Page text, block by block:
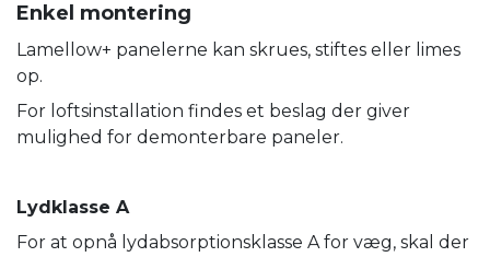
Enkel montering
Lamellow+ panelerne kan skrues, stiftes eller limes
op.
For loftsinstallation findes et beslag der giver
mulighed for demonterbare paneler.
Lydklasse A
For at opnå lydabsorptionsklasse A for væg, skal der